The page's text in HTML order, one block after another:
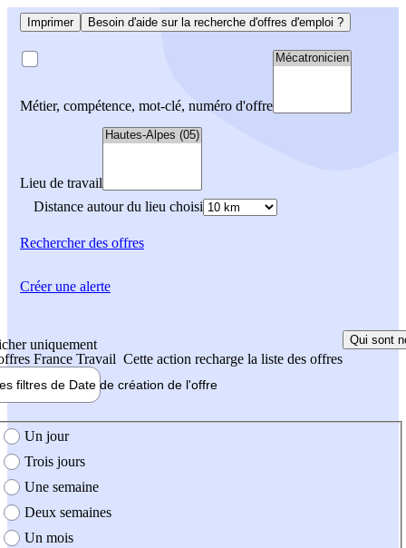
Imprimer Besoin d'aide sur la recherche d'offres d'emploi ?
Métier, compétence, mot-clé, numéro d'offre
Lieu de travail
Distance autour du lieu choisi
Rechercherdes offres
uniquement
France Travail Cette action recharge la liste des offres
Qui sont
filtres de Date de création de l'offre
création de l'offre
Un jour
Trois jours
Une semaine
Deux semaines
Un mois
Créer une alerte